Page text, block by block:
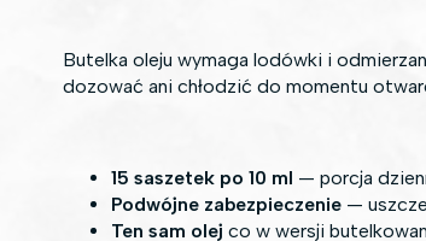
Butelka oleju wymaga lodówki i
dozować ani chłodzić do momentu
15 saszetek po 10 ml — porcja
Podwójne zabezpieczenie —
Ten sam olej co w wersji